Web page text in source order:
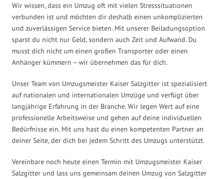
Wir wissen, dass ein Umzug oft mit vielen Stresssituationen
verbunden ist und möchten dir deshalb einen unkomplizierten
und zuverlässigen Service bieten. Mit unserer Beiladungsoption
sparst du nicht nur Geld, sondern auch Zeit und Aufwand. Du
musst dich nicht um einen großen Transporter oder einen
Anhänger kümmern – wir übernehmen das für dich.
Unser Team von Umzugsmeister Kaiser Salzgitter ist spezialisiert
auf nationalen und internationalen Umzüge und verfügt über
langjährige Erfahrung in der Branche. Wir legen Wert auf eine
professionelle Arbeitsweise und gehen auf deine individuellen
Bedürfnisse ein. Mit uns hast du einen kompetenten Partner an
deiner Seite, der dich bei jedem Schritt des Umzugs unterstützt.
Vereinbare noch heute einen Termin mit Umzugsmeister Kaiser
Salzgitter und lass uns gemeinsam deinen Umzug von Salzgitter